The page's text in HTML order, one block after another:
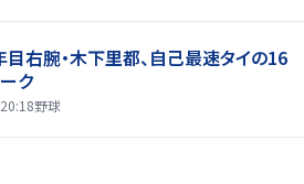
目右腕・木下里都、自己最速タイの16
ク
野球